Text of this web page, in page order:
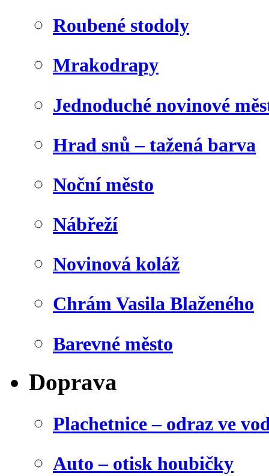
Roubené stodoly
Mrakodrapy
Jednoduché novinové
Hrad snů – tažená barva
Noční město
Nábřeží
Novinová koláž
Chrám Vasila Blaženého
Barevné město
Doprava
Plachetnice – odraz ve
Auto – otisk houbičky